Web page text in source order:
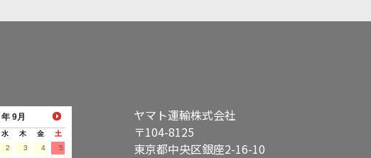
年 9月
水 木 金
土
2 3 4 5
ヤマト運輸株式会社
〒104-8125
東京都中央区銀座2-16-10